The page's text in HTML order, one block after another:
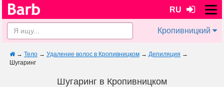
RU
Кропивницкий
→ Тело → Удаление волос в Кропивницком → Депиляция →
Шугаринг
Шугаринг в Кропивницком